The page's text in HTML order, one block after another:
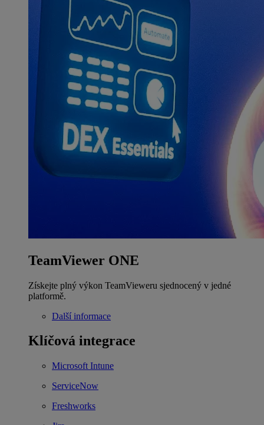
TeamViewer ONE
Získejte plný výkon TeamVieweru sjednocený v jedné
platformě.
Další informace
Klíčová integrace
Microsoft Intune
ServiceNow
Freshworks